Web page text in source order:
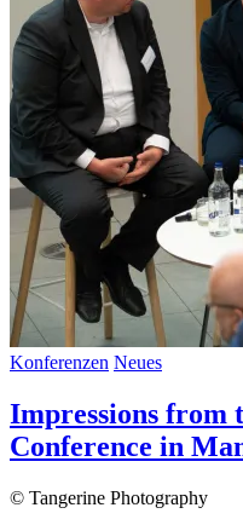
Konferenzen Neues
Impressions from
Conference in
© Tangerine Photography